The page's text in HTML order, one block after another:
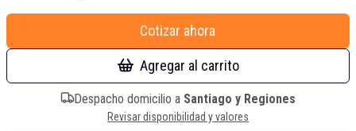
Cotizar ahora
Agregar al carrito
Despacho domicilio a Santiago y Regiones
Revisar disponibilidad y valores